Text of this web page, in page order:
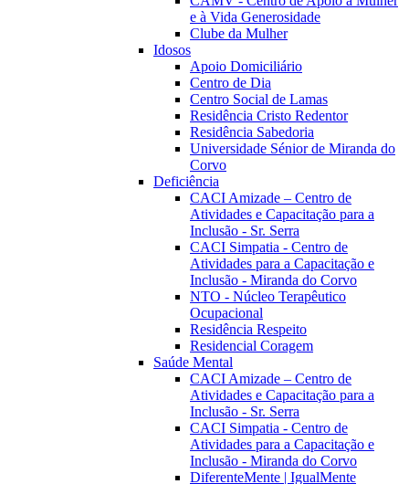
e à Vida Generosidade
Clube da Mulher
Idosos
Apoio Domiciliário
Centro de Dia
Centro Social de Lamas
Residência Cristo Redentor
Residência Sabedoria
Universidade Sénior de Miranda do
Corvo
Deficiência
CACI Amizade – Centro de
Atividades e Capacitação para a
Inclusão - Sr. Serra
CACI Simpatia - Centro de
Atividades para a Capacitação e
Inclusão - Miranda do Corvo
NTO - Núcleo Terapêutico
Ocupacional
Residência Respeito
Residencial Coragem
Saúde Mental
CACI Amizade – Centro de
Atividades e Capacitação para a
Inclusão - Sr. Serra
CACI Simpatia - Centro de
Atividades para a Capacitação e
Inclusão - Miranda do Corvo
DiferenteMente | IgualMente